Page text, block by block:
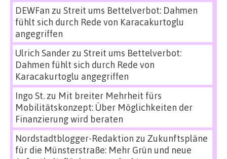
DEWFan zu Streit ums Bettelverbot: Dahmen
fühlt sich durch Rede von Karacakurtoglu
angegriffen
Ulrich Sanderzu Streit ums Bettelverbot:
Dahmen fühlt sich durch Rede von
Karacakurtoglu angegriffen
Ingo St.zu Mit breiter Mehrheit fürs
Mobilitätskonzept: Über Möglichkeiten der
Finanzierung wird beraten
Nordstadtblogger-Redaktion zu Zukunftspläne
für die Münsterstraße: Mehr Grün und neue